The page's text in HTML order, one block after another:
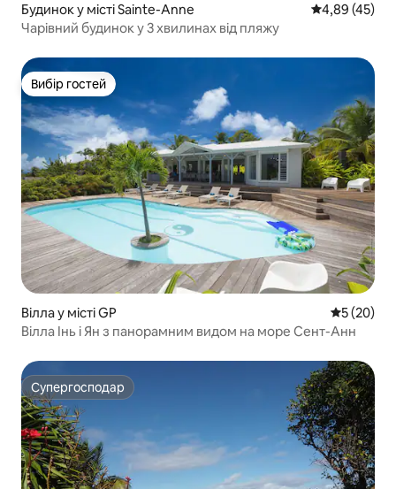
Будинок у місті Sainte-Anne Середня
4,89 (45)
Чарівний будинок у 3 хвилинах від пляжу
Вибір гостей
Вибір гостей
Вілла у місті GP Середня
5 (20)
Вілла Інь і Ян з панорамним видом на море Сент-Анн
Супергосподар
Супергосподар